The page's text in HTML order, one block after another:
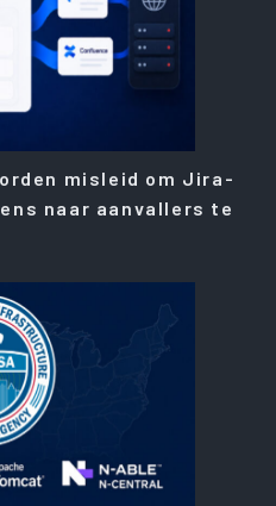
misleid om Jira-
naar aanvallers te